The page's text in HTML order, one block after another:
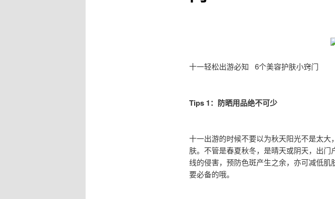
十一轻松出游必知 6个美容护肤小窍门
Tips 1：防晒用品绝不可少
十一出游的时候不要以为秋天阳光不是太
肤。不管是春夏秋冬，是晴天或阴天，出
线的侵害，预防色斑产生之余，亦可减低
要必备的哦。